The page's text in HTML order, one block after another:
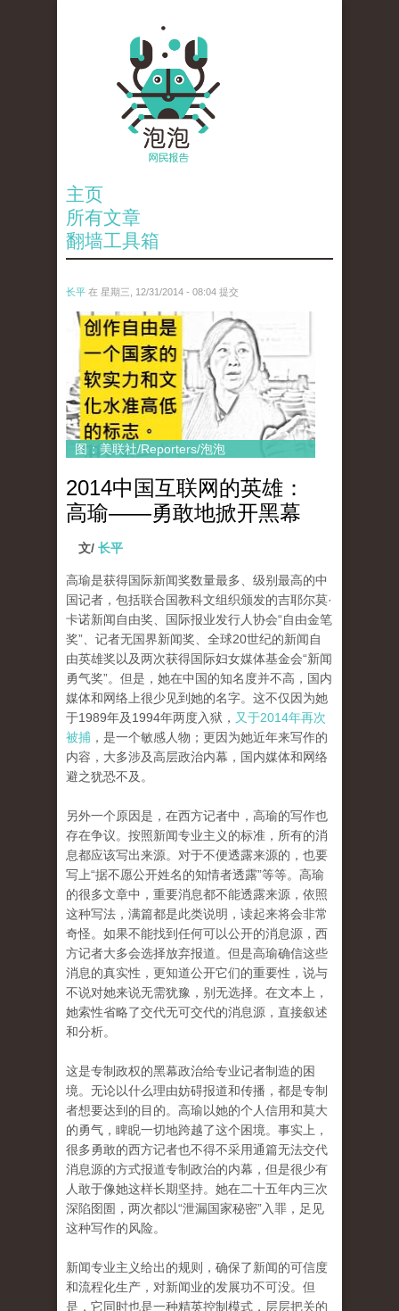
主页
所有文章
翻墙工具箱
长平 在 星期三, 12/31/2014 - 08:04 提交
gaoyu.jpg
图：美联社/Reporters/泡泡
2014中国互联网的英雄：
高瑜——勇敢地掀开黑幕
文/ 长平
高瑜是获得国际新闻奖数量最多、级别最高的中
国记者，包括联合国教科文组织颁发的吉耶尔莫·
卡诺新闻自由奖、国际报业发行人协会“自由金笔
奖”、记者无国界新闻奖、全球20世纪的新闻自
由英雄奖以及两次获得国际妇女媒体基金会“新闻
勇气奖”。但是，她在中国的知名度并不高，国内
媒体和网络上很少见到她的名字。这不仅因为她
于1989年及1994年两度入狱， 又于2014年再次
被捕 ，是一个敏感人物；更因为她近年来写作的
内容，大多涉及高层政治内幕，国内媒体和网络
避之犹恐不及。
另外一个原因是，在西方记者中，高瑜的写作也
存在争议。按照新闻专业主义的标准，所有的消
息都应该写出来源。对于不便透露来源的，也要
写上“据不愿公开姓名的知情者透露”等等。高瑜
的很多文章中，重要消息都不能透露来源，依照
这种写法，满篇都是此类说明，读起来将会非常
奇怪。如果不能找到任何可以公开的消息源，西
方记者大多会选择放弃报道。但是高瑜确信这些
消息的真实性，更知道公开它们的重要性，说与
不说对她来说无需犹豫，别无选择。在文本上，
她索性省略了交代无可交代的消息源，直接叙述
和分析。
这是专制政权的黑幕政治给专业记者制造的困
境。无论以什么理由妨碍报道和传播，都是专制
者想要达到的目的。高瑜以她的个人信用和莫大
的勇气，睥睨一切地跨越了这个困境。事实上，
很多勇敢的西方记者也不得不采用通篇无法交代
消息源的方式报道专制政治的内幕，但是很少有
人敢于像她这样长期坚持。她在二十五年内三次
深陷囹圄，两次都以“泄漏国家秘密”入罪，足见
这种写作的风险。
新闻专业主义给出的规则，确保了新闻的可信度
和流程化生产，对新闻业的发展功不可没。但
是，它同时也是一种精英控制模式，层层把关的